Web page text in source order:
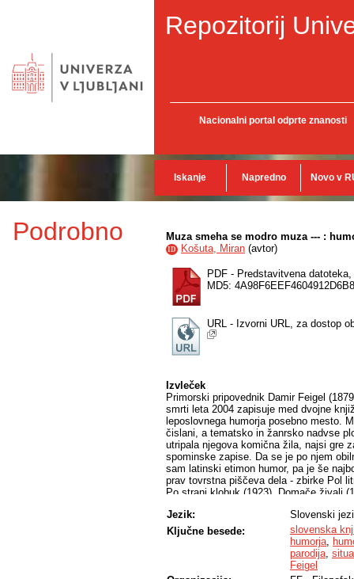
Repozitorij
Nacionalni portal odprte znanosti
Iskanje Napredno Novo v
Podrobno Muza smeha se modro muza --- :
ID Košuta, Miran (avtor)
PDF - Predstavitvena datoteka,
MD5:
URL - Izvorni URL, za dostop
Izvleček
Primorski pripovednik Damir Feigel
smrti leta 2004 zapisuje med dvojne
leposlovnega humorja posebno mesto.
čislani, a tematsko in žanrsko nadvse
utripala njegova komična žila, najsi gre
spominske zapise. Da se je po njem
sam latinski etimon humor, pa je še
prav tovrstna piščeva dela - zbirke Pol
Po strani klobuk (1923), Domače živali
fiziognomijo Feiglovega meščansko
muze smeha.
Jezik:
Slovenski
Ključne besede:
slovenska
humorja,
parodija,
Feigel